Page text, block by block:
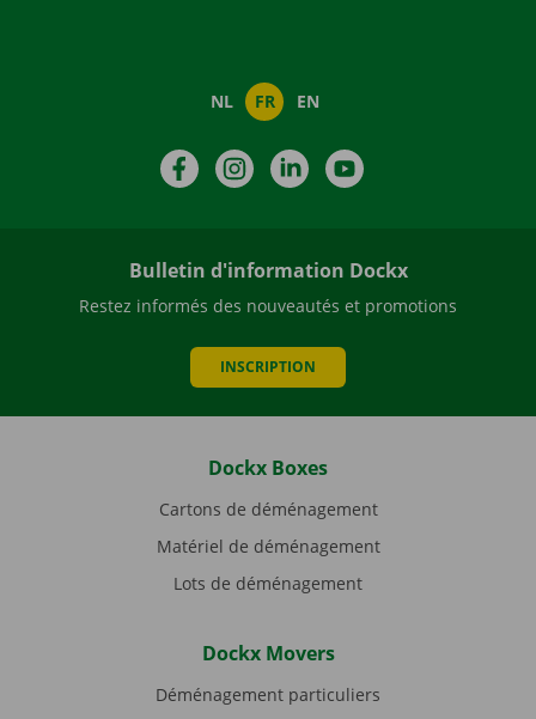
NL FR EN
FacebookInstagramLinkedIn
Bulletin d'information Dockx
Restez informés des nouveautés et promotions
INSCRIPTION
Dockx Boxes
Cartons de déménagement
Matériel de déménagement
Lots de déménagement
Dockx Movers
Déménagement particuliers